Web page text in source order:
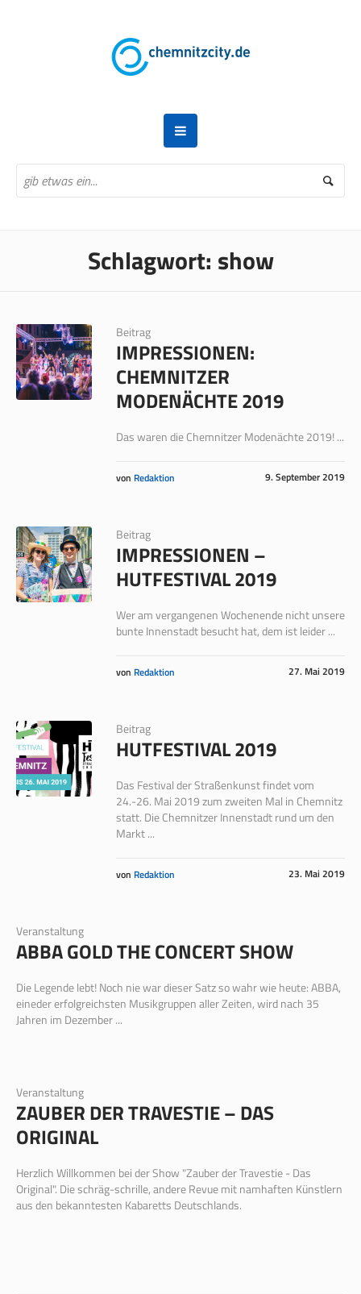
Schlagwort: show
Beitrag
IMPRESSIONEN:
CHEMNITZER
MODENÄCHTE 2019
Das waren die Chemnitzer Modenächte 2019! ...
9. September 2019
von Redaktion
Beitrag
IMPRESSIONEN –
HUTFESTIVAL 2019
Wer am vergangenen Wochenende nicht unsere
bunte Innenstadt besucht hat, dem ist leider ...
27. Mai 2019
von Redaktion
Beitrag
HUTFESTIVAL 2019
Das Festival der Straßenkunst findet vom
24.-26. Mai 2019 zum zweiten Mal in Chemnitz
statt. Die Chemnitzer Innenstadt rund um den
Markt ...
23. Mai 2019
von Redaktion
Veranstaltung
ABBA GOLD THE CONCERT SHOW
Die Legende lebt! Noch nie war dieser Satz so wahr wie heute: ABBA,
eineder erfolgreichsten Musikgruppen aller Zeiten, wird nach 35
Jahren im Dezember ...
Veranstaltung
ZAUBER DER TRAVESTIE – DAS
ORIGINAL
Herzlich Willkommen bei der Show "Zauber der Travestie - Das
Original". Die schräg-schrille, andere Revue mit namhaften Künstlern
aus den bekanntesten Kabaretts Deutschlands.